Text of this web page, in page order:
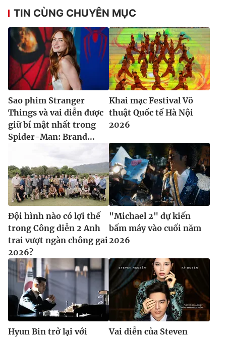
TIN CÙNG CHUYÊN MỤC
Sao phim Stranger
Things và vai diễn được
giữ bí mật nhất trong
Spider-Man: Brand...
Khai mạc Festival Võ
thuật Quốc tế Hà Nội
2026
Đội hình nào có lợi thế
trong Công diễn 2 Anh
trai vượt ngàn chông gai
2026?
"Michael 2" dự kiến
bấm máy vào cuối năm
2026
Hyun Bin trở lại với
Vai diễn của Steven